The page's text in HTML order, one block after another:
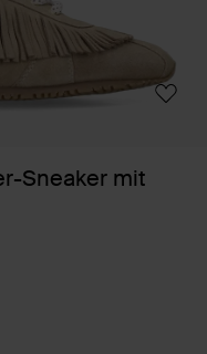
Sneaker mit